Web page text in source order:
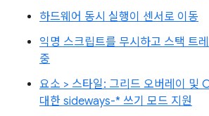
하드웨어 동시 실행이 센서로 이동
익명 스크립트를 무시하고 스택 트
중
요소 > 스타일: 그리드 오버레이 및
대한 sideways-* 쓰기 모드 지원